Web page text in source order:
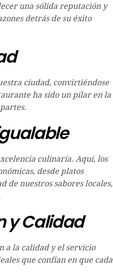
una sólida reputación y
detrás de su éxito
ciudad, convirtiéndose
ha sido un pilar en la
culinaria. Aquí, los
desde platos
de nuestros sabores locales,
y Calidad
a la calidad y el servicio
que confían en que cada